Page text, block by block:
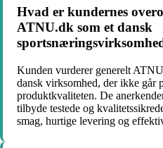
Hvad er kundernes
ATNU.dk som et dansk
Kunden vurderer generelt
dansk virksomhed, der ikke går
produktkvaliteten. De
tilbyde testede og
smag, hurtige levering og